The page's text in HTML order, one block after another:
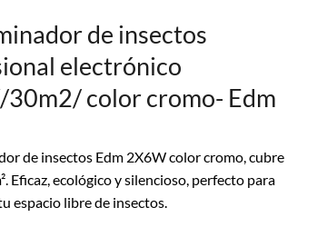
de insectos
electrónico
color cromo- Edm
de insectos Edm 2X6W color cromo, cubre
Eficaz, ecológico y silencioso, perfecto para
espacio libre de insectos.